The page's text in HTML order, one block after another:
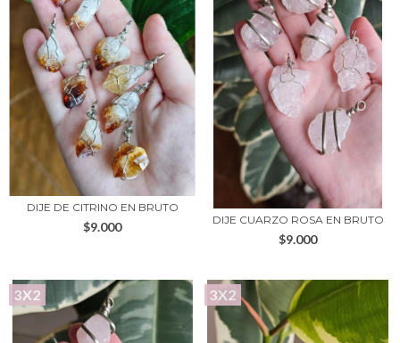
DIJE DE CITRINO EN BRUTO
$9.000 DIJE CUARZO ROSA EN BRUTO
$9.000
3X2 3X2